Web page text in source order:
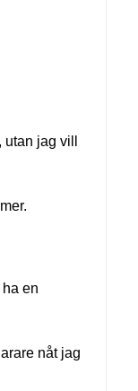
jag vill
en
nåt jag